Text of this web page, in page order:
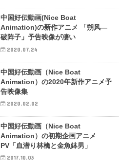
中国好伝動画(Nice Boat
Animation)の新作アニメ 「朔风—
破阵子」予告映像が凄い
2020.07.24
中国好伝動画（Nice Boat
Animation）の2020年新作アニメ予
告映像集
2020.02.02
中国好伝動画（Nice Boat
Animation）の初期企画アニメ
PV「血潜り林檎と金魚鉢男」
2017.10.03